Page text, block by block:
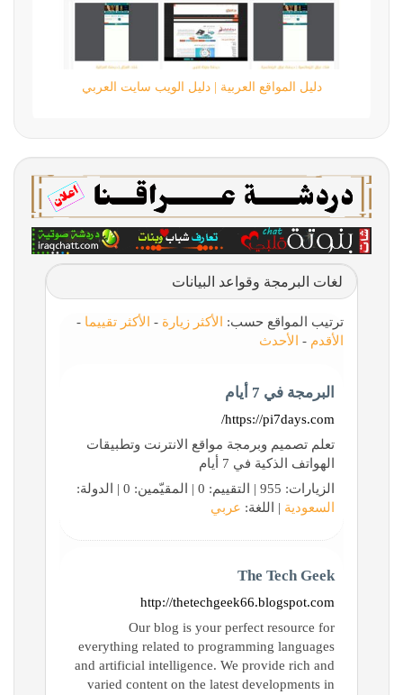
دليل المواقع العربية | دليل الويب سايت العربي
لغات البرمجة وقواعد البيانات
ترتيب المواقع حسب: الأكثر زيارة - الأكثر تقييما -
الأقدم - الأحدث
البرمجة في 7 أيام
https://pi7days.com/
تعلم تصميم وبرمجة مواقع الانترنت وتطبيقات
الهواتف الذكية في 7 أيام
الزيارات: 955 | التقييم: 0 | المقيّمين: 0 | الدولة:
السعودية | اللغة: عربي
The Tech Geek
http://thetechgeek66.blogspot.com
Our blog is your perfect resource for
everything related to programming languages
and artificial intelligence. We provide rich and
varied content on the latest developments in